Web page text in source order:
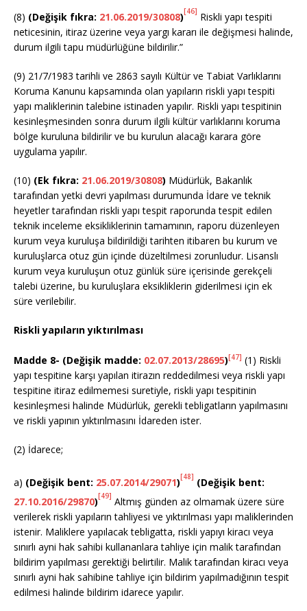
(8) (Değişik fıkra: 21.06.2019/30808)[46] Riskli yapı tespiti
neticesinin, itiraz üzerine veya yargı kararı ile değişmesi halinde,
durum ilgili tapu müdürlüğüne bildirilir.”
(9) 21/7/1983 tarihli ve 2863 sayılı Kültür ve Tabiat Varlıklarını
Koruma Kanunu kapsamında olan yapıların riskli yapı tespiti
yapı maliklerinin talebine istinaden yapılır. Riskli yapı tespitinin
kesinleşmesinden sonra durum ilgili kültür varlıklarını koruma
bölge kuruluna bildirilir ve bu kurulun alacağı karara göre
uygulama yapılır.
(10) (Ek fıkra: 21.06.2019/30808) Müdürlük, Bakanlık
tarafından yetki devri yapılması durumunda İdare ve teknik
heyetler tarafından riskli yapı tespit raporunda tespit edilen
teknik inceleme eksikliklerinin tamamının, raporu düzenleyen
kurum veya kuruluşa bildirildiği tarihten itibaren bu kurum ve
kuruluşlarca otuz gün içinde düzeltilmesi zorunludur. Lisanslı
kurum veya kuruluşun otuz günlük süre içerisinde gerekçeli
talebi üzerine, bu kuruluşlara eksikliklerin giderilmesi için ek
süre verilebilir.
Riskli yapıların yıktırılması
Madde 8- (Değişik madde: 02.07.2013/28695)[47] (1) Riskli
yapı tespitine karşı yapılan itirazın reddedilmesi veya riskli yapı
tespitine itiraz edilmemesi suretiyle, riskli yapı tespitinin
kesinleşmesi halinde Müdürlük, gerekli tebligatların yapılmasını
ve riskli yapının yıktırılmasını İdareden ister.
(2) İdarece;
a) (Değişik bent: 25.07.2014/29071)[48] (Değişik bent:
27.10.2016/29870)[49] Altmış günden az olmamak üzere süre
verilerek riskli yapıların tahliyesi ve yıktırılması yapı maliklerinden
istenir. Maliklere yapılacak tebligatta, riskli yapıyı kiracı veya
sınırlı ayni hak sahibi kullananlara tahliye için malik tarafından
bildirim yapılması gerektiği belirtilir. Malik tarafından kiracı veya
sınırlı ayni hak sahibine tahliye için bildirim yapılmadığının tespit
edilmesi halinde bildirim idarece yapılır.